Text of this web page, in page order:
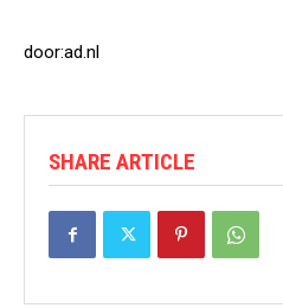
door:ad.nl
SHARE ARTICLE